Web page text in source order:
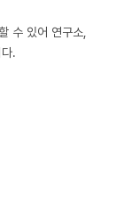
수 있어 연구소,
.